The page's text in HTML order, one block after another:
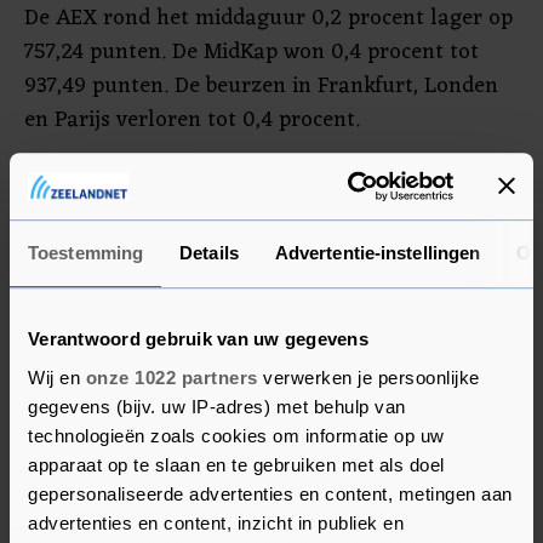
Toestemming Details Advertentie-instellingen
Verantwoord gebruik van uw gegevens
Wij en onze 1022 partners verwerken je persoonlijke
gegevens (bijv. uw IP-adres) met behulp van
technologieën zoals cookies om informatie op uw
apparaat op te slaan en te gebruiken met als doel
gepersonaliseerde advertenties en content, metingen aan
advertenties en content, inzicht in publiek en
De AEX rond het middaguur 0,2 procent lager op
757,24 punten. De MidKap won 0,4 procent tot
937,49 punten. De beurzen in Frankfurt, Londen
en Parijs verloren tot 0,4 procent.
ASMI, Besi en ASML wonnen tot 2,2 procent. Ook
de banken ING en ABN AMRO deden goede zaken
en stegen ruim 1 procent. In de MidKap
profiteerde bodemonderzoeker Fugro (plus 5,5
ABN AMRO, waarin het koersdoel werd verhoogd.
Maritiemdienstverlener SBM Offshore steeg 4
procent na een groot contract van het
Amerikaanse olieconcern ExxonMobil.